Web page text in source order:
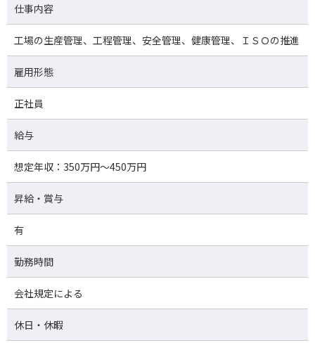
仕事内容
工場の生産管理、工程管理、安全管理、健康管理、ＩＳＯの推進
雇用形態
正社員
給与
想定年収：350万円～450万円
昇給・賞与
有
勤務時間
会社規定による
休日・休暇